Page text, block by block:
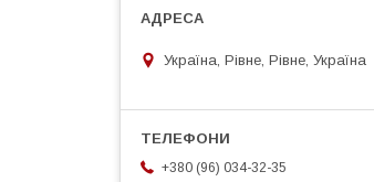
Україна, Рівне, Рівне, Україна
+380 (96) 034-32-35